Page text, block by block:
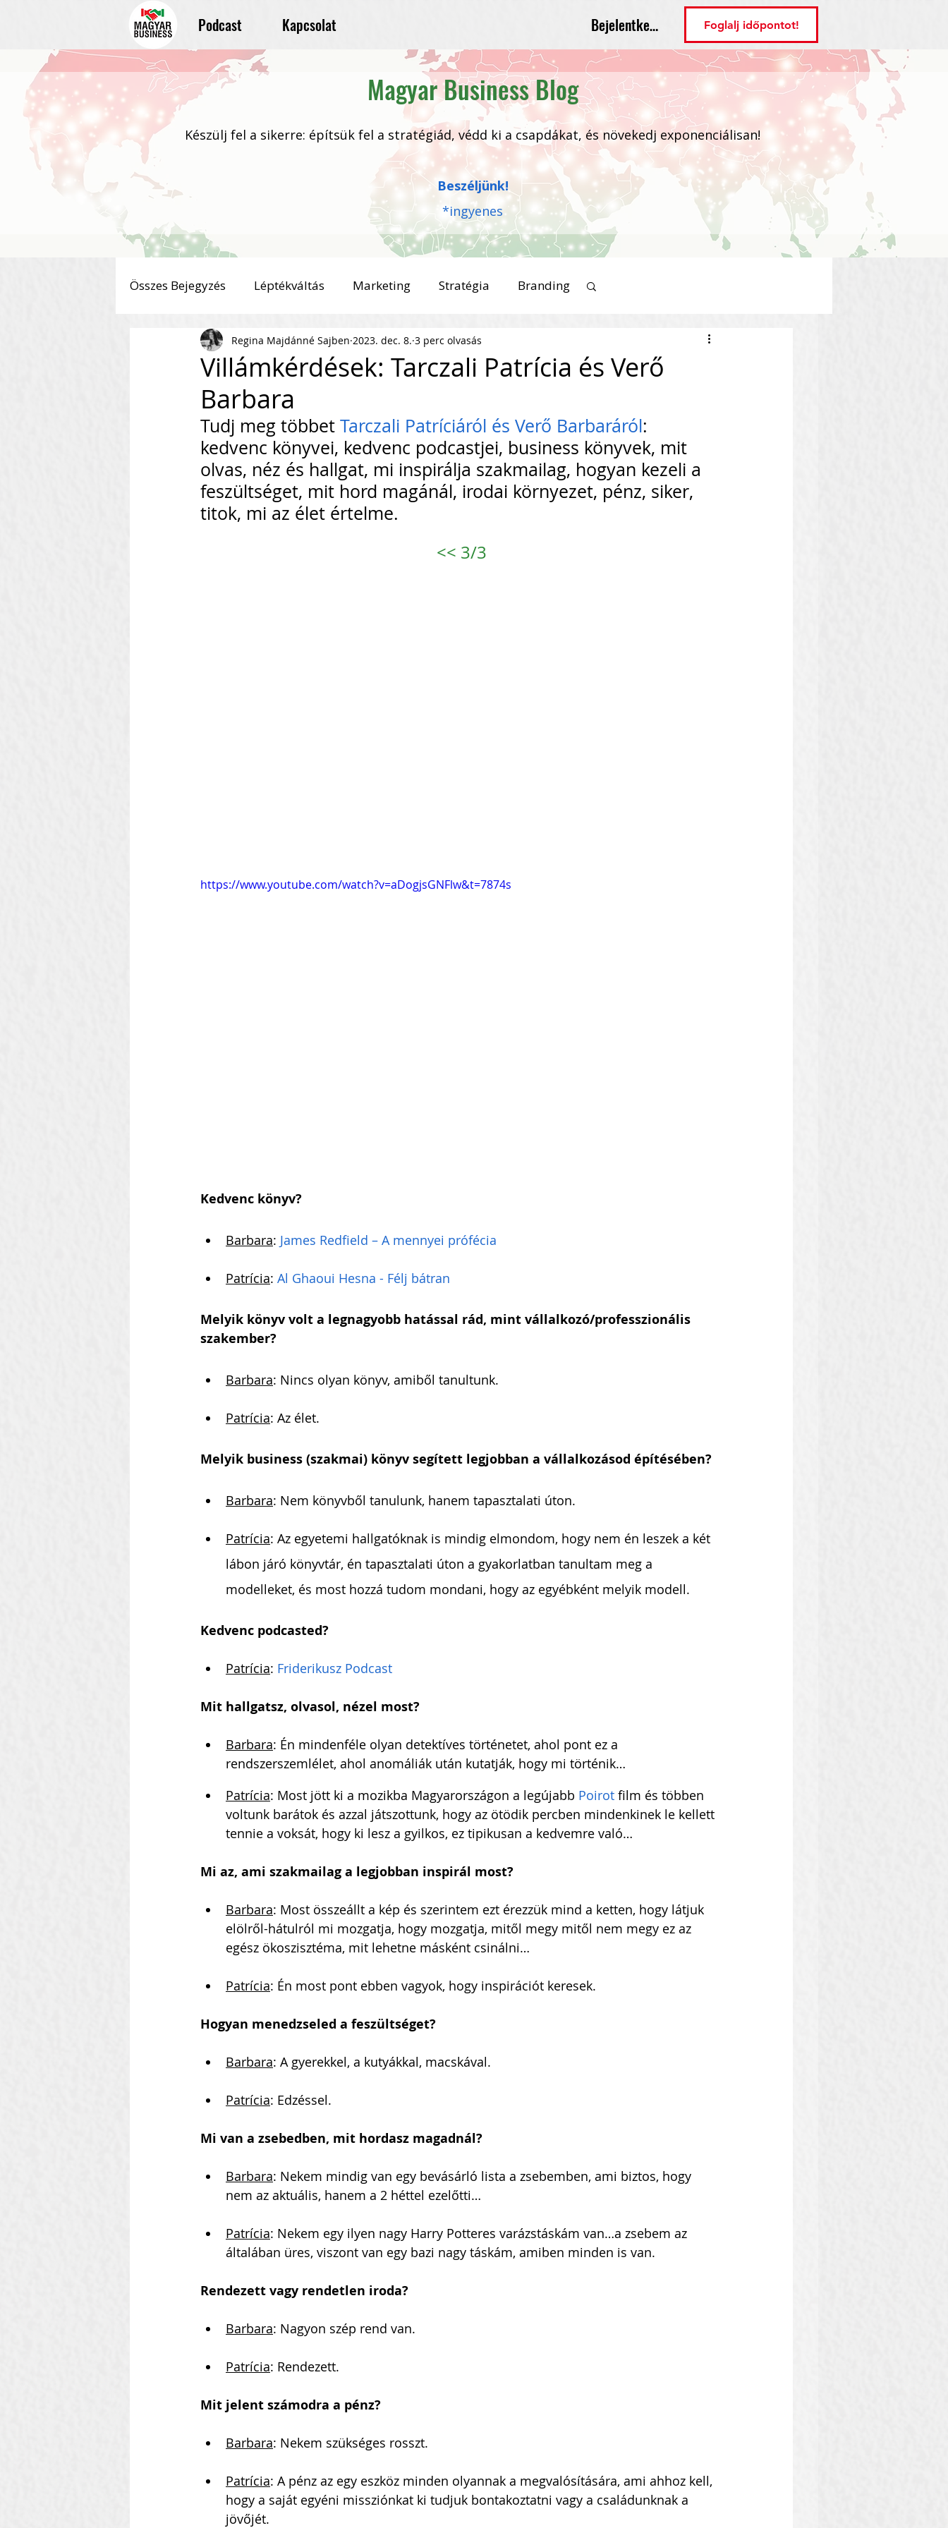
Podcast Kapcsolat Bejelentkezés Foglalj időpontot!
Magyar Business Blog
Készülj fel a sikerre: építsük fel a stratégiád, védd ki a csapdákat, és növekedj exponenciálisan!
Beszéljünk!
*ingyenes
Összes Bejegyzés Léptékváltás Marketing Stratégia Branding
KKV Magyar Business Podcast PR HR
Kommunikáció Csapatépítés
Vállalkozás Építés Nonprofit Szervezet Startup
Villámkérdések Szofverfejlesztés Közösségépítés
Villámkérdések: Tarczali Patrícia és Verő
Barbara
Regina Majdánné Sajben 2023. dec. 8. 3 perc olvasás
Tudj meg többet Tarczali Patríciáról és Verő Barbaráról:
kedvenc könyvei, kedvenc podcastjei, business könyvek, mit
olvas, néz és hallgat, mi inspirálja szakmailag, hogyan kezeli a
feszültséget, mit hord magánál, irodai környezet, pénz, siker,
titok, mi az élet értelme.
<< 3/3
https://www.youtube.com/watch?v=aDogjsGNFlw&t=7874s
Kedvenc könyv?
Barbara: James Redfield – A mennyei prófécia
Patrícia: Al Ghaoui Hesna - Félj bátran
Melyik könyv volt a legnagyobb hatással rád, mint vállalkozó/professzionális
szakember?
Barbara: Nincs olyan könyv, amiből tanultunk.
Patrícia: Az élet.
Melyik business (szakmai) könyv segített legjobban a vállalkozásod építésében?
Barbara: Nem könyvből tanulunk, hanem tapasztalati úton.
Patrícia: Az egyetemi hallgatóknak is mindig elmondom, hogy nem én leszek a két
lábon járó könyvtár, én tapasztalati úton a gyakorlatban tanultam meg a
modelleket, és most hozzá tudom mondani, hogy az egyébként melyik modell.
Kedvenc podcasted?
Patrícia: Friderikusz Podcast
Mit hallgatsz, olvasol, nézel most?
Barbara: Én mindenféle olyan detektíves történetet, ahol pont ez a
rendszerszemlélet, ahol anomáliák után kutatják, hogy mi történik…
Patrícia: Most jött ki a mozikba Magyarországon a legújabb Poirot film és többen
voltunk barátok és azzal játszottunk, hogy az ötödik percben mindenkinek le kellett
tennie a voksát, hogy ki lesz a gyilkos, ez tipikusan a kedvemre való…
Mi az, ami szakmailag a legjobban inspirál most?
Barbara: Most összeállt a kép és szerintem ezt érezzük mind a ketten, hogy látjuk
elölről-hátulról mi mozgatja, hogy mozgatja, mitől megy mitől nem megy ez az
egész ökoszisztéma, mit lehetne másként csinálni…
Patrícia: Én most pont ebben vagyok, hogy inspirációt keresek.
Hogyan menedzseled a feszültséget?
Barbara: A gyerekkel, a kutyákkal, macskával.
Patrícia: Edzéssel.
Mi van a zsebedben, mit hordasz magadnál?
Barbara: Nekem mindig van egy bevásárló lista a zsebemben, ami biztos, hogy
nem az aktuális, hanem a 2 héttel ezelőtti…
Patrícia: Nekem egy ilyen nagy Harry Potteres varázstáskám van…a zsebem az
általában üres, viszont van egy bazi nagy táskám, amiben minden is van.
Rendezett vagy rendetlen iroda?
Barbara: Nagyon szép rend van.
Patrícia: Rendezett.
Mit jelent számodra a pénz?
Barbara: Nekem szükséges rosszt.
Patrícia: A pénz az egy eszköz minden olyannak a megvalósítására, ami ahhoz kell,
hogy a saját egyéni missziónkat ki tudjuk bontakoztatni vagy a családunknak a
jövőjét.